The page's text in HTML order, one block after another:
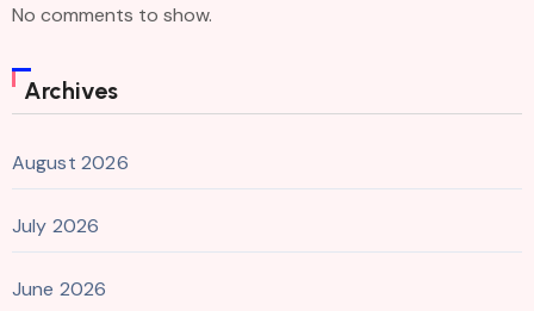
No comments to show.
Archives
August 2026
July 2026
June 2026